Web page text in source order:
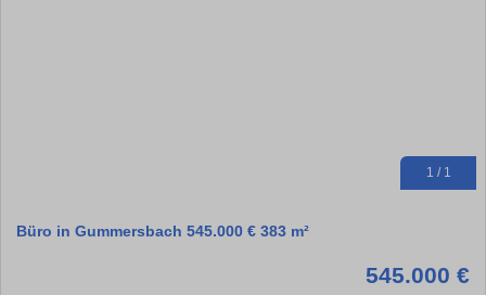
1 / 1
Büro in Gummersbach 545.000 € 383 m²
545.000 €